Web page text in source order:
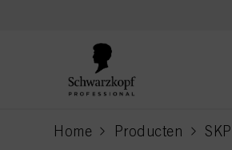
Home Producten